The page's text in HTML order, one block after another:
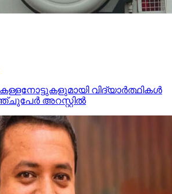
വിദ്യാര്‍ത്ഥികള്‍
അറസ്റ്റില്‍